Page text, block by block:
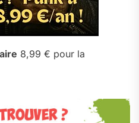
8,99 € pour la